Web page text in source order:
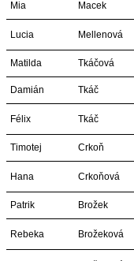
Mia Macek
Lucia Mellenová
Matilda Tkáčová
Damián Tkáč
Félix Tkáč
Timotej Crkoň
Hana Crkoňová
Patrik Brožek
Rebeka Brožeková